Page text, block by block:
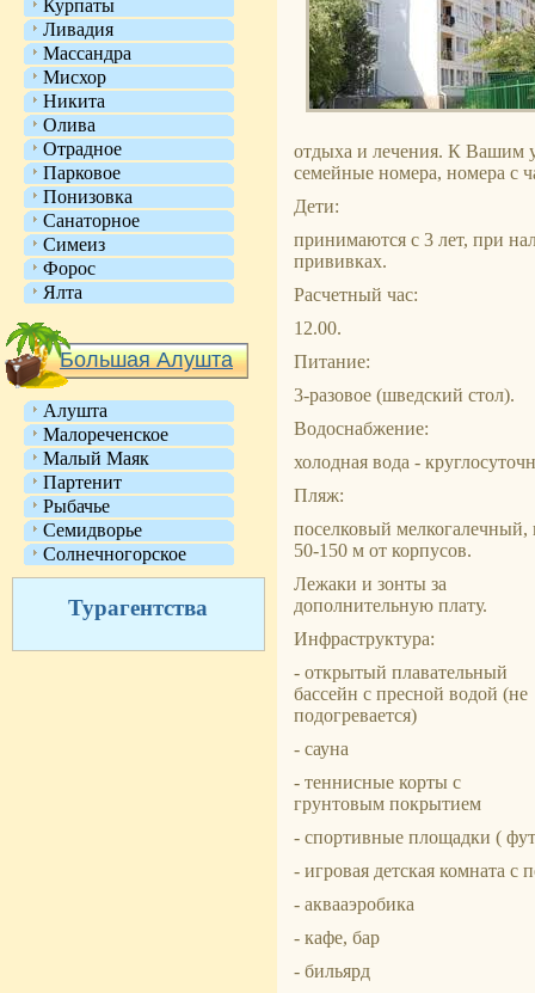
Курпаты
Ливадия
Массандра
Мисхор
Никита
Олива
Отрадное
Парковое
Понизовка
Санаторное
Симеиз
Форос
Ялта
Большая Алушта
Алушта
Малореченское
Малый Маяк
Партенит
Рыбачье
Семидворье
Солнечногорское
Турагентства
отдыха и лечения. К Вашим
семейные номера, номера с
Дети:
принимаются с 3 лет, при
прививках.
Расчетный час:
12.00.
Питание:
3-разовое (шведский стол).
Водоснабжение:
холодная вода -
Пляж:
поселковый мелкогалечный,
50-150 м от корпусов.
Лежаки и зонты за
дополнительную плату.
Инфраструктура:
- открытый плавательный
бассейн с пресной водой (не
подогревается)
- сауна
- теннисные корты с
грунтовым покрытием
- спортивные площадки (
- игровая детская комната с
- аквааэробика
- кафе, бар
- бильярд